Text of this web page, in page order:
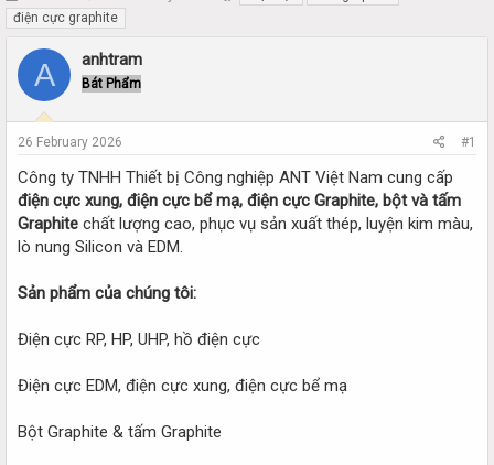
h
r
e
d
a
r
t
e
r
t
a
r
t
d
e
điện cực graphite
A anhtram
Bát Phẩm
26 February 2026 #1
Công ty TNHH Thiết bị Công nghiệp ANT Việt Nam cung cấp
điện cực xung, điện cực bể mạ, điện cực Graphite, bột và tấm
Graphite chất lượng cao, phục vụ sản xuất thép, luyện kim màu,
lò nung Silicon và EDM.
Sản phẩm của chúng tôi:
Điện cực RP, HP, UHP, hồ điện cực
Điện cực EDM, điện cực xung, điện cực bể mạ
Bột Graphite & tấm Graphite